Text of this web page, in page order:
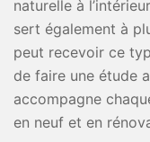
naturelle à
sert également à
peut recevoir ce
de faire une étude
accompagne
en neuf et en